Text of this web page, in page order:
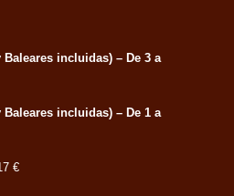
Baleares incluidas) – De 3 a
Baleares incluidas) – De 1 a
€